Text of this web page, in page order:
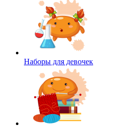
Наборы для девочек